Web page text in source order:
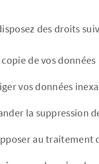
des droits
de vos données
vos données
la suppression
au traitement